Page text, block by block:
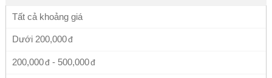
Tất cả khoảng giá
Dưới 200,000
200,000 - 500,000